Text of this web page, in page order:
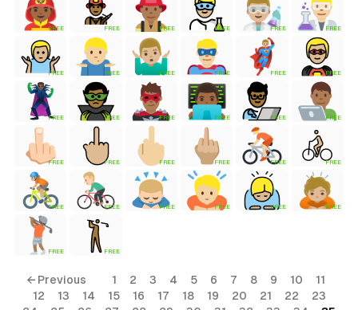
FREE FREE FREE FREE FREE FREE
FREE FREE FREE FREE FREE FREE
FREE FREE FREE FREE FREE FREE
FREE FREE FREE FREE FREE FREE
FREE FREE FREE FREE FREE FREE
FREE FREE
← Previous 1 2 3 4 5 6 7 8 9 10
11
12
13 14 15 16 17 18 19 20 21 22
23